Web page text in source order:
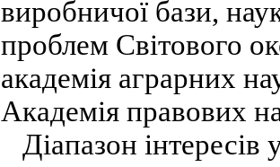
виробничої бази,
проблем Світового
академія аграрних
Академія правових
Діапазон